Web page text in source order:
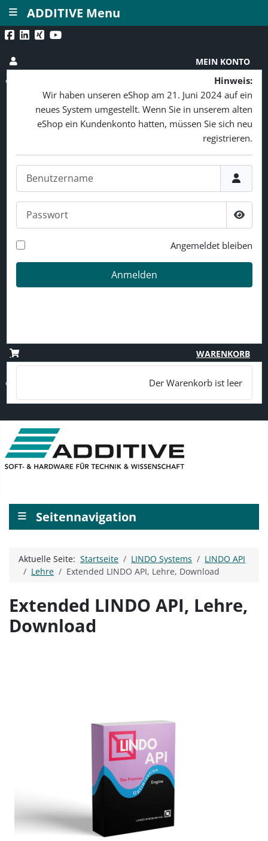
MEIN KONTO
Hinweis:
Wir haben unseren eShop am 21. Juni 2024 auf ein
neues System umgestellt. Wenn Sie in unserem alten
eShop ein Kundenkonto hatten, müssen Sie sich neu
registrieren.
Angemeldet bleiben
Anmelden
WARENKORB
Der Warenkorb ist leer
Seitennavigation
≡
Aktuelle Seite:Startseite LINDO Systems
LINDO API
Lehre
Extended LINDO API, Lehre, Download
Extended LINDO API, Lehre,
Download
ADDITIVE Menu
≡